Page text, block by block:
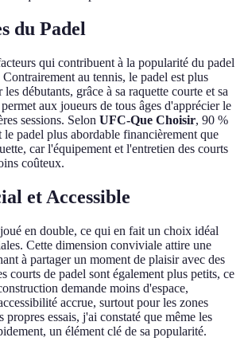
du Padel
qui contribuent à la popularité du padel
au tennis, le padel est plus
débutants, grâce à sa raquette courte et sa
aux joueurs de tous âges d'apprécier le
sessions. Selon UFC-Que Choisir, 90 %
le padel plus abordable financièrement que
car l'équipement et l'entretien des courts
coûteux.
et Accessible
en double, ce qui en fait un choix idéal
Cette dimension conviviale attire une
à partager un moment de plaisir avec des
courts de padel sont également plus petits, ce
demande moins d'espace,
accrue, surtout pour les zones
propres essais, j'ai constaté que même les
un élément clé de sa popularité.